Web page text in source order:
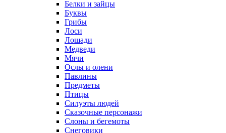
Белки и зайцы
Буквы
Грибы
Лоси
Лошади
Медведи
Мячи
Ослы и олени
Павлины
Предметы
Птицы
Силуэты людей
Сказочные персонажи
Слоны и бегемоты
Снеговики